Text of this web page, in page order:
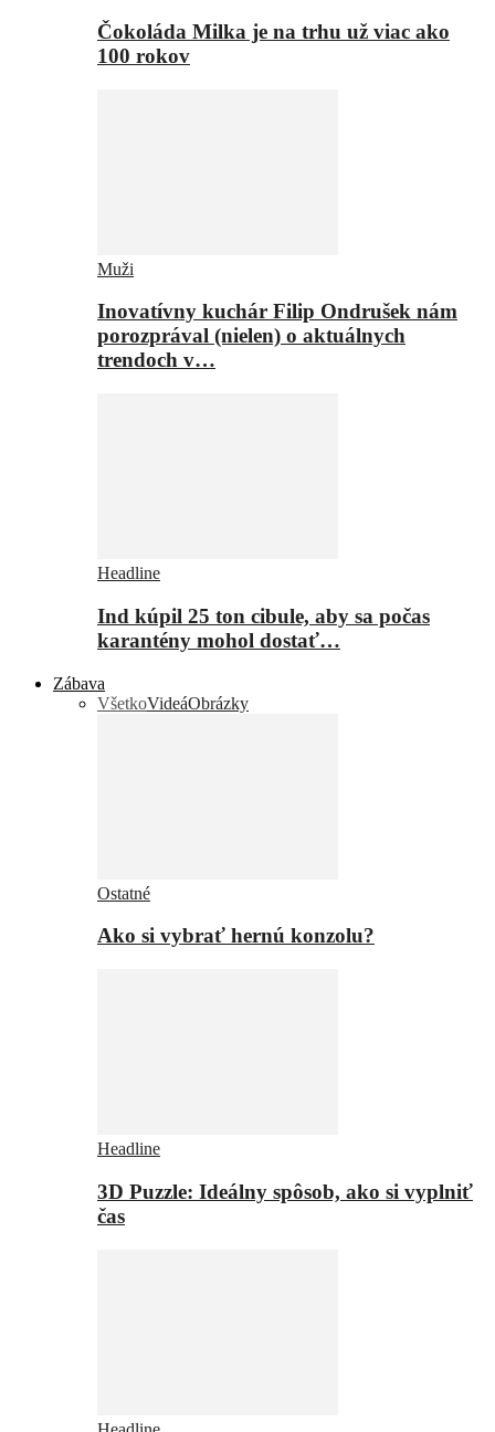
Čokoláda Milka je na trhu už viac ako
100 rokov
Muži
Inovatívny kuchár Filip Ondrušek nám
porozprával (nielen) o aktuálnych
trendoch v…
Headline
Ind kúpil 25 ton cibule, aby sa počas
karantény mohol dostať…
Zábava
VšetkoVideáObrázky
Ostatné
Ako si vybrať hernú konzolu?
Headline
3D Puzzle: Ideálny spôsob, ako si vyplniť
čas